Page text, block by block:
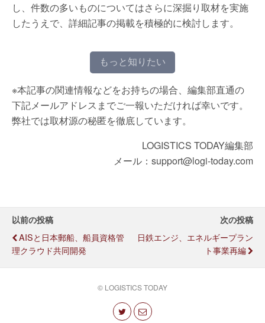
し、件数の多いものについてはさらに深掘り取材を実施
したうえで、詳細記事の掲載を積極的に検討します。
もっと知りたい
※本記事の関連情報などをお持ちの場合、編集部直通の
下記メールアドレスまでご一報いただければ幸いです。
弊社では取材源の秘匿を徹底しています。
LOGISTICS TODAY編集部
メール：support@logi-today.com
以前の投稿
AISと日本郵船、船員資格管
理クラウド共同開発
次の投稿
日鉄エンジ、エネルギープラン
ト事業再編
© LOGISTICS TODAY